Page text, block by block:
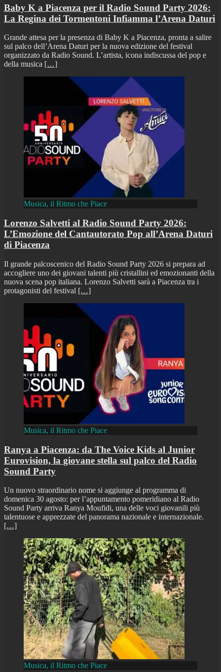
Baby K a Piacenza per il Radio Sound Party 2026:
La Regina dei Tormentoni Infiamma l’Arena Daturi
Grande attesa per la presenza di Baby K a Piacenza, pronta a salire
sul palco dell’Arena Daturi per la nuova edizione del festival
organizzato da Radio Sound. L’artista, icona indiscussa del pop e
della musica […]
Musica, il Ritmo che Piace
Lorenzo Salvetti al Radio Sound Party 2026:
L’Emozione del Cantautorato Pop all’Arena Daturi
di Piacenza
Il grande palcoscenico del Radio Sound Party 2026 si prepara ad
accogliere uno dei giovani talenti più cristallini ed emozionanti della
nuova scena pop italiana. Lorenzo Salvetti sarà a Piacenza tra i
protagonisti del festival […]
Musica, il Ritmo che Piace
Ranya a Piacenza: da The Voice Kids al Junior
Eurovision, la giovane stella sul palco del Radio
Sound Party
Un nuovo straordinario nome si aggiunge al programma di
domenica 30 agosto: per l’appuntamento pomeridiano al Radio
Sound Party arriva Ranya Moufidi, una delle voci giovanili più
talentuose e apprezzate del panorama nazionale e internazionale.
[…]
Musica, il Ritmo che Piace